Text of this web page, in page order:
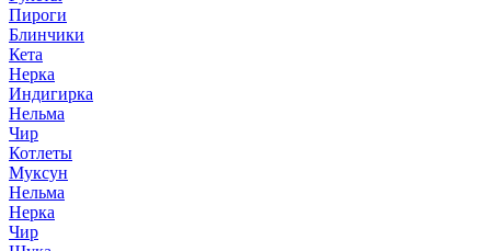
Пироги
Блинчики
Кета
Нерка
Индигирка
Нельма
Чир
Котлеты
Муксун
Нельма
Нерка
Чир